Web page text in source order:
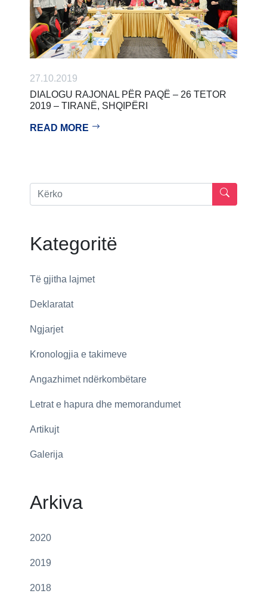
27.10.2019
DIALOGU RAJONAL PËR PAQË – 26 TETOR
2019 – TIRANË, SHQIPËRI
READ MORE
Kategoritë
Të gjitha lajmet
Deklaratat
Ngjarjet
Kronologjia e takimeve
Angazhimet ndërkombëtare
Letrat e hapura dhe memorandumet
Artikujt
Galerija
Arkiva
2020
2019
2018